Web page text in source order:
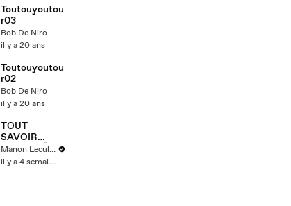
Toutouyoutou
r03
Bob De Niro
il y a 20 ans
Toutouyoutou
r02
Bob De Niro
il y a 20 ans
TOUT
SAVOIR
(PART2) 🤫Manon Leculnu
il y a 4 semaines